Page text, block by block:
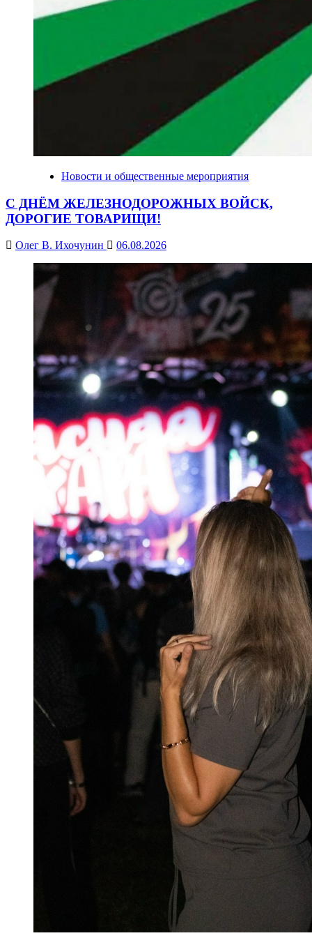
Новости и общественные мероприятия
С ДНЁМ ЖЕЛЕЗНОДОРОЖНЫХ ВОЙСК,
ДОРОГИЕ ТОВАРИЩИ!
Олег В. Ихочунин 06.08.2026